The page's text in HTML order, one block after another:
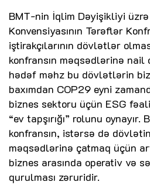
BMT-nin İqlim Dəyişikliyi
Konvensiyasının Tərəflər
iştirakçılarının dövlətlər
konfransın məqsədlərinə nail
hədəf məhz bu dövlətlərin
baxımdan COP29 eyni
biznes sektoru üçün ESG
“ev tapşırığı” rolunu
konfransın, istərsə də
məqsədlərinə çatmaq üçün
biznes arasında operativ və
qurulması zəruridir.